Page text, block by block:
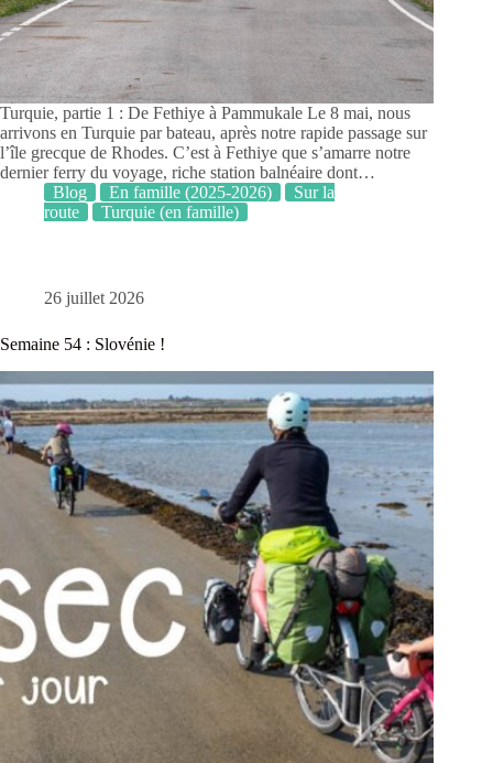
Turquie, partie 1 : De Fethiye à Pammukale Le 8 mai, nous
arrivons en Turquie par bateau, après notre rapide passage sur
l’île grecque de Rhodes. C’est à Fethiye que s’amarre notre
dernier ferry du voyage, riche station balnéaire dont…
Blog
En famille (2025-2026)
Sur la
route
Turquie (en famille)
26 juillet 2026
Semaine 54 : Slovénie !